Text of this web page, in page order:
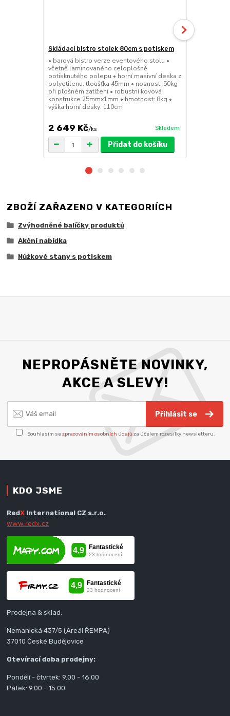
Skládací bistro stolek 80cm s potiskem
• barová bistro verze eventového stolu •
včetně laminovaného celoplošně
potisknutého polepu • horní masivní deska z
polyetilenu, tloušťka 45mm • nosnost: 50kg
při plošném zatížení • robustní kovová
konstrukce 25mmx1mm • hmotnost: 8kg •
výška horní desky: 110cm
2 649 Kč/ks Skladem
Přidat do košíku
ZBOŽÍ ZAŘAZENO V KATEGORIÍCH
Zvýhodněné balíčky produktů
Akční nabídka
Nůžkové stany s potiskem
NEPROPÁSNĚTE NOVINKY,
AKCE A SLEVY!
Přihlásit se
Souhlasím sezpracováním osobních údajů za účelem rozesílky newsletteru.
KDO JSME
RedX International CZ s.r.o.
www.redx.cz
Prodejna & sklad:
Nemanická 437/5 (Areál ŘEMPA)
37010 České Budějovice
Otevírací doba prodejny:
Pondělí - čtvrtek: 9.00 - 16.00
Pátek: 9.00 - 15.00